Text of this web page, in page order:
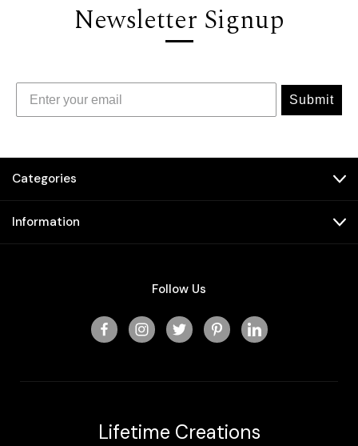
Newsletter Signup
Submit
Categories
Information
Follow Us
Lifetime Creations